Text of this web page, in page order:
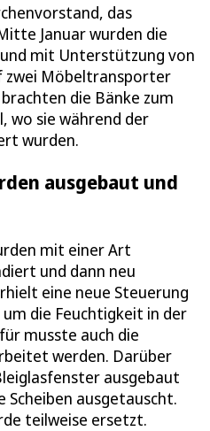
das
Januar wurden die
mit Unterstützung von
zwei Möbeltransporter
die Bänke zum
wo sie während der
wurden.
ausgebaut und
mit einer Art
und dann neu
eine neue Steuerung
die Feuchtigkeit in der
musste auch die
werden. Darüber
ausgebaut
ausgetauscht.
teilweise ersetzt.